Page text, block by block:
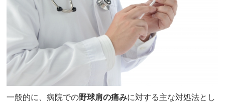
一般的に、病院での野球肩の痛みに対する主な対処法とし